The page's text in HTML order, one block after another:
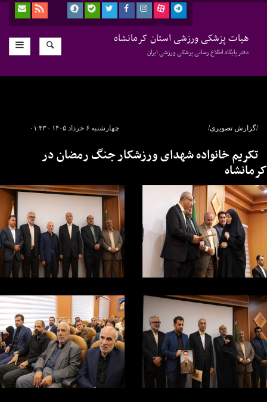
هیات پزشکی ورزشی استان کرمانشاه
دفتر پایگاه اطلاع رسانی پزشکی ورزشی ایران
چهارشنبه ۶ خرداد ۱۴۰۵ - ۰۱:۴۳ /گزارش تصویری/
تکریم خانواده شهدای ورزشکار جنگ رمضان در
کرمانشاه